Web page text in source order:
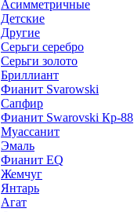
Асимметричные
Детские
Другие
Серьги серебро
Серьги золото
Бриллиант
Фианит Svarowski
Сапфир
Фианит Swarovski Кр-88
Муассанит
Эмаль
Фианит EQ
Жемчуг
Янтарь
Агат